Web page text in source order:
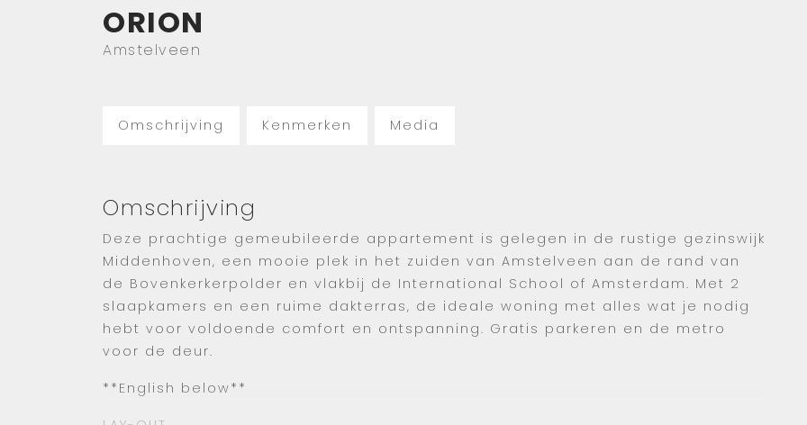
ORION
Amstelveen
Omschrijving Kenmerken Media
Omschrijving
Deze prachtige gemeubileerde appartement is gelegen in de rustige gezinswijk
Middenhoven, een mooie plek in het zuiden van Amstelveen aan de rand van
de Bovenkerkerpolder en vlakbij de International School of Amsterdam. Met 2
slaapkamers en een ruime dakterras, de ideale woning met alles wat je nodig
hebt voor voldoende comfort en ontspanning. Gratis parkeren en de metro
voor de deur.
**English below**